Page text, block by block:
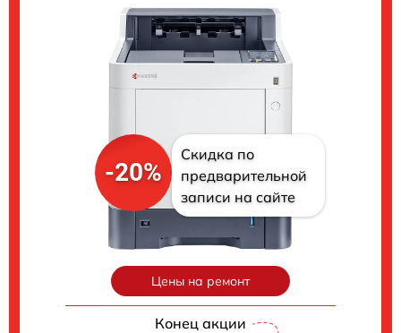
-20%
Скидка по
предварительной
записи на сайте
Цены на ремонт
Конец акции